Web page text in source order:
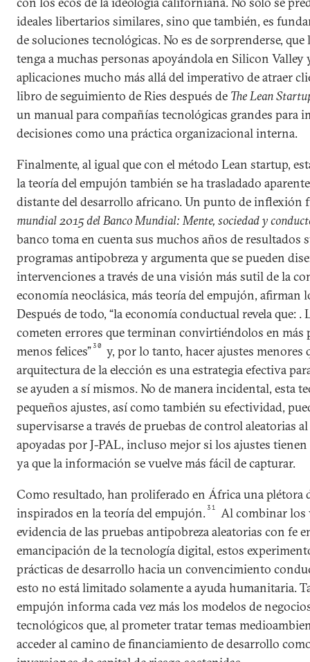
ideales libertarios similares, sino que también, es
de soluciones tecnológicas. No es de sorprenderse,
tenga a muchas personas apoyándola en Silicon
aplicaciones mucho más allá del imperativo de atraer
libro de seguimiento de Ries después de The Lean
un manual para compañías tecnológicas grandes para
decisiones como una práctica organizacional interna.
Finalmente, al igual que con el método Lean startup,
la teoría del empujón también se ha trasladado
distante del desarrollo africano. Un punto de inflexión
mundial 2015 del Banco Mundial: Mente, sociedad y
banco toma en cuenta sus muchos años de resultados
programas antipobreza y argumenta que se pueden
intervenciones a través de una visión más sutil de la
economía neoclásica, más teoría del empujón, afirman
Después de todo, “la economía conductual revela que: .
cometen errores que terminan convirtiéndolos en más
menos felices”30
y, por lo tanto, hacer ajustes menores
arquitectura de la elección es una estrategia efectiva
se ayuden a sí mismos. No de manera incidental, esta
pequeños ajustes, así como también su efectividad,
supervisarse a través de pruebas de control aleatorias
apoyadas por J-PAL, incluso mejor si los ajustes
ya que la información se vuelve más fácil de capturar.
Como resultado, han proliferado en África una plétora
inspirados en la teoría del empujón.31
Al combinar los
evidencia de las pruebas antipobreza aleatorias con fe
emancipación de la tecnología digital, estos
prácticas de desarrollo hacia un convencimiento
esto no está limitado solamente a ayuda humanitaria.
empujón informa cada vez más los modelos de
tecnológicos que, al prometer tratar temas
acceder al camino de financiamiento de desarrollo